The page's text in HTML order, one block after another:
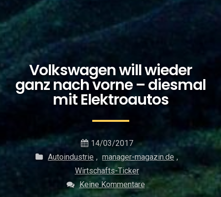
Volkswagen will wieder
ganz nach vorne – diesmal
mit Elektroautos
14/03/2017
Autoindustrie , manager-magazin.de ,
Wirtschafts-Ticker
Keine Kommentare